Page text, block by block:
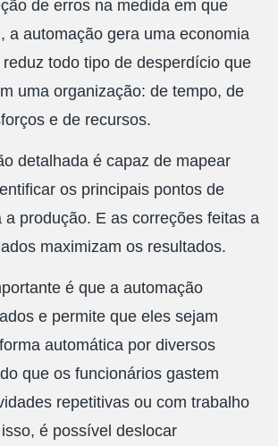
de erros na medida em que
a automação gera uma economia
todo tipo de desperdício que
uma organização: de tempo, de
e de recursos.
detalhada é capaz de mapear
os principais pontos de
a produção. E as correções feitas a
maximizam os resultados.
é que a automação
e permite que eles sejam
automática por diversos
que os funcionários gastem
repetitivas ou com trabalho
é possível deslocar